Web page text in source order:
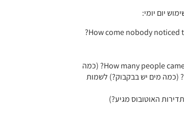
– משמש לבקשת הסבר על השתלשלות אירועים, למשל: How come nobody noticed that?
– שאלת כמות לעצמים ספירים ובלתי ספירים. How many people came? (כמה
אנשים באו?) לשם עצם ספיר, לעומת How much water is in the bottle? (כמה מים יש בבקבוק?) לשמות